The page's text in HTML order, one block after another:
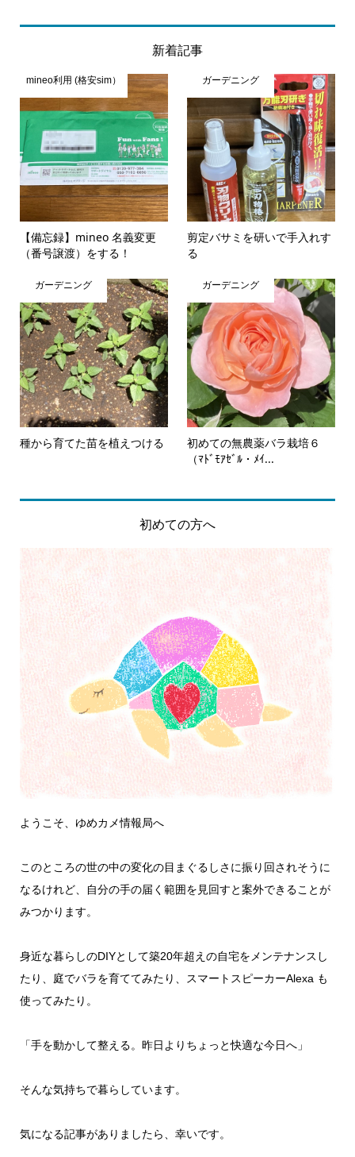
新着記事
mineo利用 (格安sim）
【備忘録】mineo 名義変更
（番号譲渡）をする！
ガーデニング
剪定バサミを研いで手入れす
る
ガーデニング
種から育てた苗を植えつける
ガーデニング
初めての無農薬バラ栽培６
（ﾏﾄﾞﾓｱｾﾞﾙ・ﾒｲ...
初めての方へ
ようこそ、ゆめカメ情報局へ
このところの世の中の変化の目まぐるしさに振り回されそうに
なるけれど、自分の手の届く範囲を見回すと案外できることが
みつかります。
身近な暮らしのDIYとして築20年超えの自宅をメンテナンスし
たり、庭でバラを育ててみたり、スマートスピーカーAlexa も
使ってみたり。
「手を動かして整える。昨日よりちょっと快適な今日へ」
そんな気持ちで暮らしています。
気になる記事がありましたら、幸いです。